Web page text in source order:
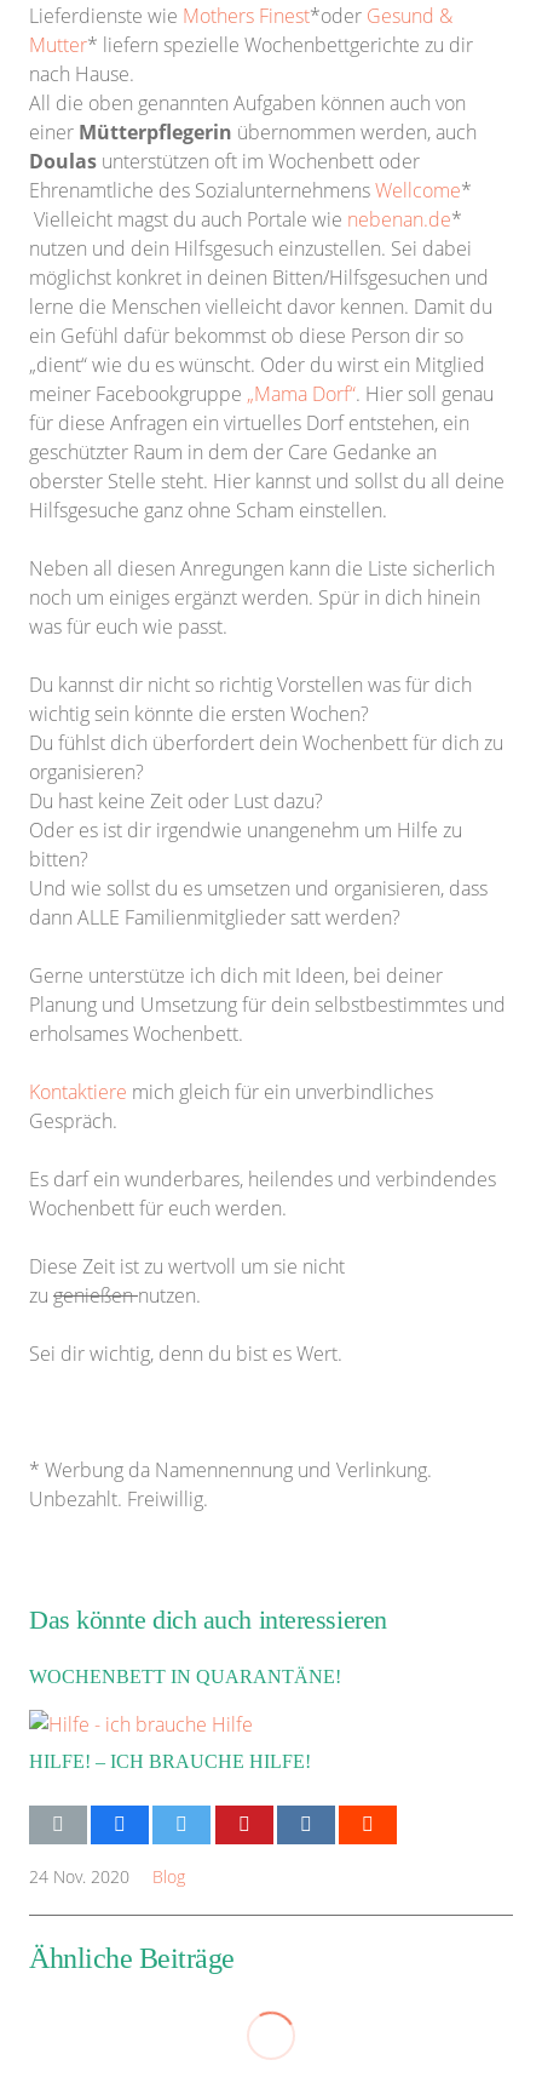
Lieferdienste wie Mothers Finest*oder Gesund &
Mutter* liefern spezielle Wochenbettgerichte zu dir
nach Hause.
All die oben genannten Aufgaben können auch von
einer Mütterpflegerin übernommen werden, auch
Doulas unterstützen oft im Wochenbett oder
Ehrenamtliche des SozialunternehmensWellcome*
Vielleicht magst du auch Portale wie nebenan.de*
nutzen und dein Hilfsgesuch einzustellen. Sei dabei
möglichst konkret in deinen Bitten/Hilfsgesuchen und
lerne die Menschen vielleicht davor kennen. Damit du
ein Gefühl dafür bekommst ob diese Person dir so
„dient“ wie du es wünscht. Oder du wirst ein Mitglied
meiner Facebookgruppe „Mama Dorf“. Hier soll genau
für diese Anfragen ein virtuelles Dorf entstehen, ein
geschützter Raum in dem der Care Gedanke an
oberster Stelle steht. Hier kannst und sollst du all deine
Hilfsgesuche ganz ohne Scham einstellen.
Neben all diesen Anregungen kann die Liste sicherlich
noch um einiges ergänzt werden. Spür in dich hinein
was für euch wie passt.
Du kannst dir nicht so richtig Vorstellen was für dich
wichtig sein könnte die ersten Wochen?
Du fühlst dich überfordert dein Wochenbett für dich zu
organisieren?
Du hast keine Zeit oder Lust dazu?
Oder es ist dir irgendwie unangenehm um Hilfe zu
bitten?
Und wie sollst du es umsetzen und organisieren, dass
dann ALLE Familienmitglieder satt werden?
Gerne unterstütze ich dich mit Ideen, bei deiner
Planung und Umsetzung für dein selbstbestimmtes und
erholsames Wochenbett.
Kontaktiere mich gleich für ein unverbindliches
Gespräch.
Es darf ein wunderbares, heilendes und verbindendes
Wochenbett für euch werden.
Diese Zeit ist zu wertvoll um sie nicht
zu genießennutzen.
Sei dir wichtig, denn du bist es Wert.
* Werbung da Namennennung und Verlinkung.
Unbezahlt. Freiwillig.
Das könnte dich auch interessieren
WOCHENBETT IN QUARANTÄNE!
HILFE! – ICH BRAUCHE HILFE!
24 Nov. 2020 Blog
Ähnliche Beiträge